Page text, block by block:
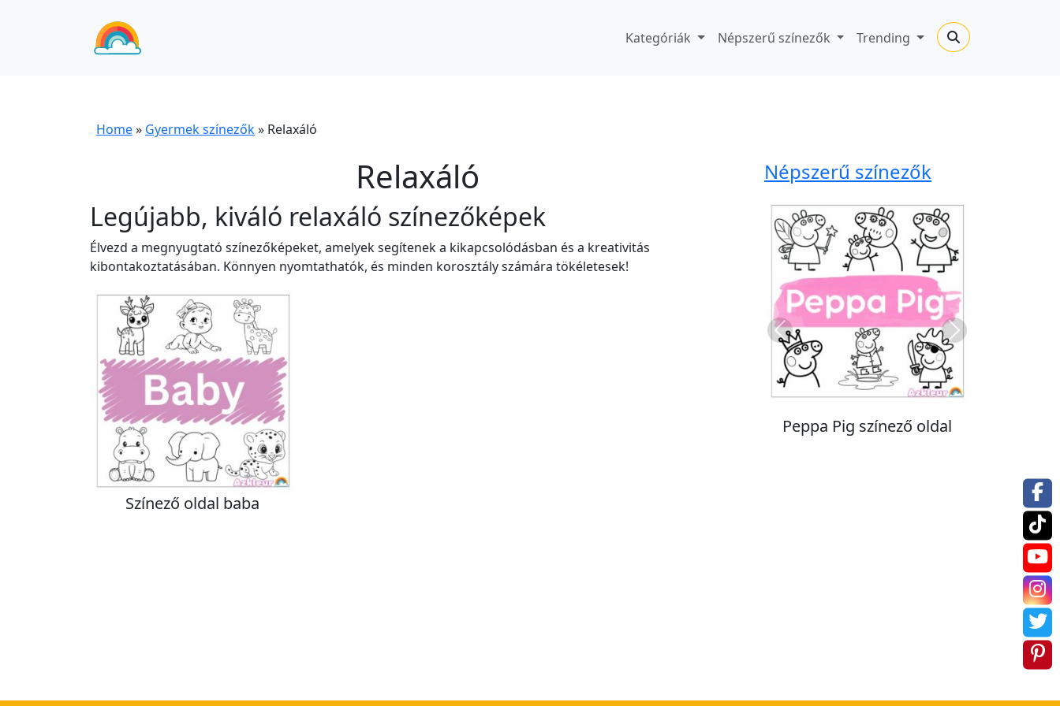
Kategóriák Népszerű színezők Trending
Home» Gyermek színezők» Relaxáló
Relaxáló
Legújabb, kiváló relaxáló színezőképek
Élvezd a megnyugtató színezőképeket, amelyek segítenek a kikapcsolódásban és a kreativitás
kibontakoztatásában. Könnyen nyomtathatók, és minden korosztály számára tökéletesek!
Színező oldal baba
Népszerű színezők
Peppa Pig színező oldal
Previous Next